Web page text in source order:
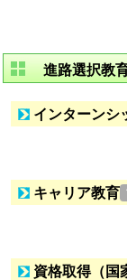
進路選択教
インターンシ
キャリア教育
資格取得（国